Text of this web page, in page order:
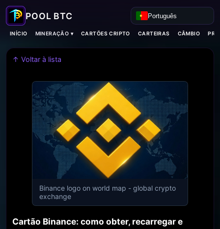
Português
INÍCIO MINERAÇÃO ▾ CARTÕES CRIPTO CARTEIRAS CÂMBIO
↑ Voltar à lista
Binance logo on world map - global crypto
exchange
Cartão Binance: como obter, recarregar e